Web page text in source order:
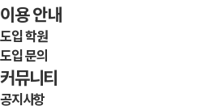
이용 안내
도입 학원
도입 문의
커뮤니티
공지사항